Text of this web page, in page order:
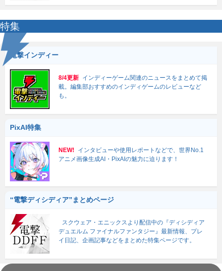
特集
電撃インディー
8/4更新 インディーゲーム関連のニュースをまとめて掲
載。編集部おすすめのインディゲームのレビューなど
も。
PixAI特集
NEW!
インタビューや使用レポートなどで、世界No.1
アニメ画像生成AI・PixAIの魅力に迫ります！
“電撃ディシディア”まとめページ
スクウェア・エニックスより配信中の『ディシディア
デュエルム ファイナルファンタジー』最新情報、プレ
イ日記、企画記事などをまとめた特集ページです。